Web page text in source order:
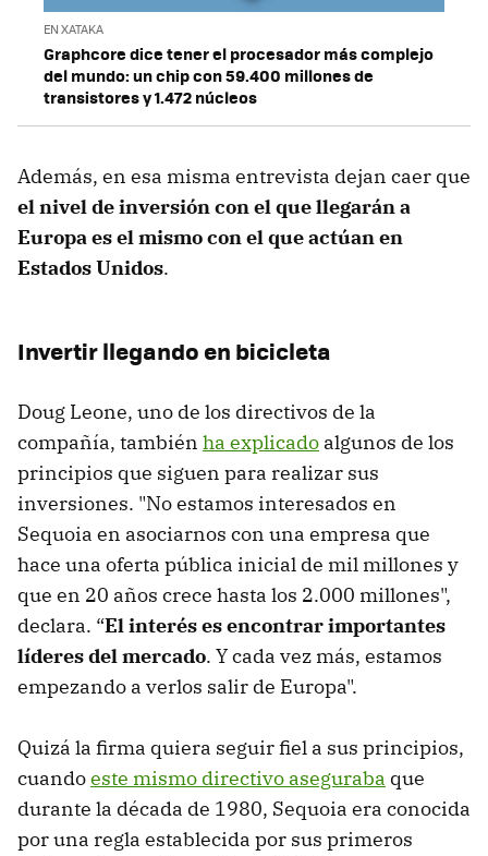
EN XATAKA
Graphcore dice tener el procesador más complejo
del mundo: un chip con 59.400 millones de
transistores y 1.472 núcleos
Además, en esa misma entrevista dejan caer que
el nivel de inversión con el que llegarán a
Europa es el mismo con el que actúan en
Estados Unidos.
Invertir llegando en bicicleta
Doug Leone, uno de los directivos de la
compañía, también ha explicado algunos de los
principios que siguen para realizar sus
inversiones. "No estamos interesados en
Sequoia en asociarnos con una empresa que
hace una oferta pública inicial de mil millones y
que en 20 años crece hasta los 2.000 millones",
declara. “El interés es encontrar importantes
líderes del mercado. Y cada vez más, estamos
empezando a verlos salir de Europa".
Quizá la firma quiera seguir fiel a sus principios,
cuandoeste mismo directivo aseguraba que
durante la década de 1980, Sequoia era conocida
por una regla establecida por sus primeros